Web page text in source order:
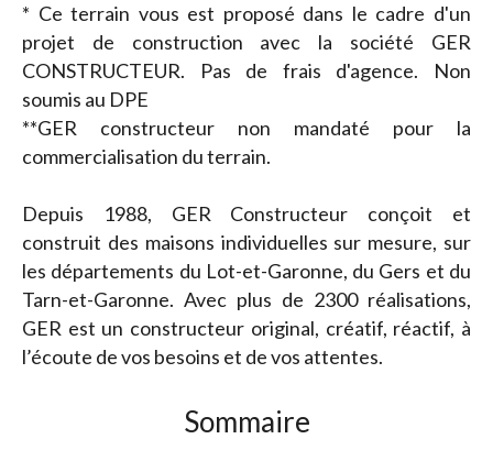
* Ce terrain vous est proposé dans le cadre d'un
projet de construction avec la société GER
CONSTRUCTEUR. Pas de frais d'agence. Non
soumis au DPE
**GER constructeur non mandaté pour la
commercialisation du terrain.
Depuis 1988, GER Constructeur conçoit et
construit des maisons individuelles sur mesure, sur
les départements du Lot-et-Garonne, du Gers et du
Tarn-et-Garonne. Avec plus de 2300 réalisations,
GER est un constructeur original, créatif, réactif, à
l’écoute de vos besoins et de vos attentes.
Sommaire